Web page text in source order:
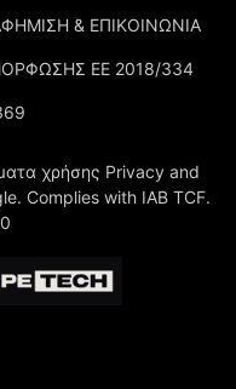
& ΕΠΙΚΟΙΝΩΝΙΑ
ΕΕ 2018/334
χρήσης Privacy and
Complies with IAB TCF.